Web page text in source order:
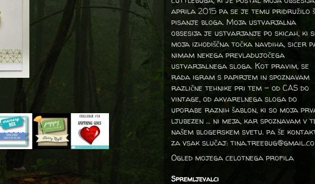
aprila 2015 pa se je temu pridružilo
pisanje bloga. Moja ustvarjalna
obsesija je ustvarjanje po skicah, ki
moja izhodiščna točka navdiha, sicer
nimam nekega prevladujočega
ustvarjalnega sloga. Kot pravim, se
rada igram s papirjem in spoznavam
različne tehnike pri tem – od CAS do
vintage, od akvarelnega sloga do
uporabe raznih šablon, ki so moja
ljubezen … ni meja, kar spoznavam v
našem blogerskem svetu. pa še
za vsak slučaj:
Ogled mojega celotnega profila
Spremljevalci